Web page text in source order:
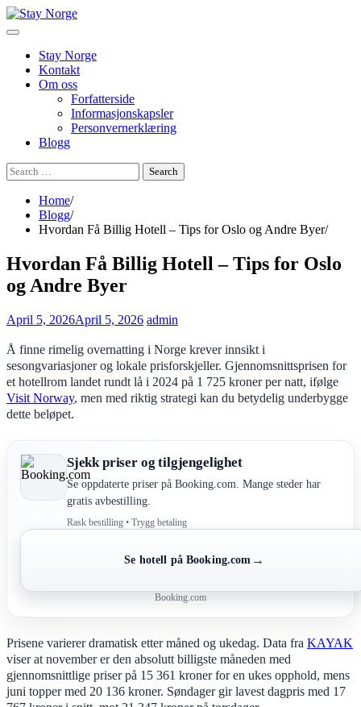
Skip
to
Stay Norge
Kontakt
Om oss
Forfatterside
Informasjonskapsler
Personvernerklæring
Blogg
Search
for:
Home
Blogg
Hvordan Få Billig Hotell – Tips for Oslo og Andre Byer
Hvordan Få Billig Hotell – Tips for Oslo
og Andre Byer
April 5, 2026April 5, 2026 admin
Å finne rimelig overnatting i Norge krever innsikt i
sesongvariasjoner og lokale prisforskjeller. Gjennomsnittsprisen for
et hotellrom landet rundt lå i 2024 på 1 725 kroner per natt, ifølge
Visit Norway, men med riktig strategi kan du betydelig underbygge
dette beløpet.
Sjekk priser og tilgjengelighet
Se oppdaterte priser på Booking.com. Mange steder har
gratis avbestilling.
Rask bestilling • Trygg betaling
Se hotell på Booking.com →
Booking.com
Prisene varierer dramatisk etter måned og ukedag. Data fra KAYAK
viser at november er den absolutt billigste måneden med
gjennomsnittlige priser på 15 361 kroner for en ukes opphold, mens
juni topper med 20 136 kroner. Søndager gir lavest dagpris med 17